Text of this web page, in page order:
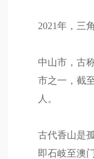
2021年，三
中山市，古
市之一，截
人。
古代香山是
即石岐至澳